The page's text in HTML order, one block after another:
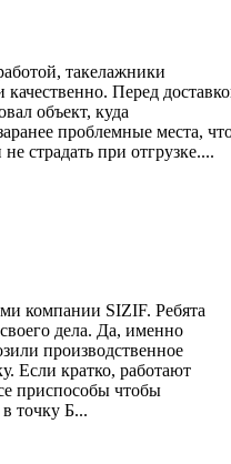
такелажники
качественно. Перед
объект, куда
проблемные места,
страдать при отгрузке....
компании SIZIF. Ребята
дела. Да, именно
производственное
Если кратко, работают
приспособы чтобы
точку Б...